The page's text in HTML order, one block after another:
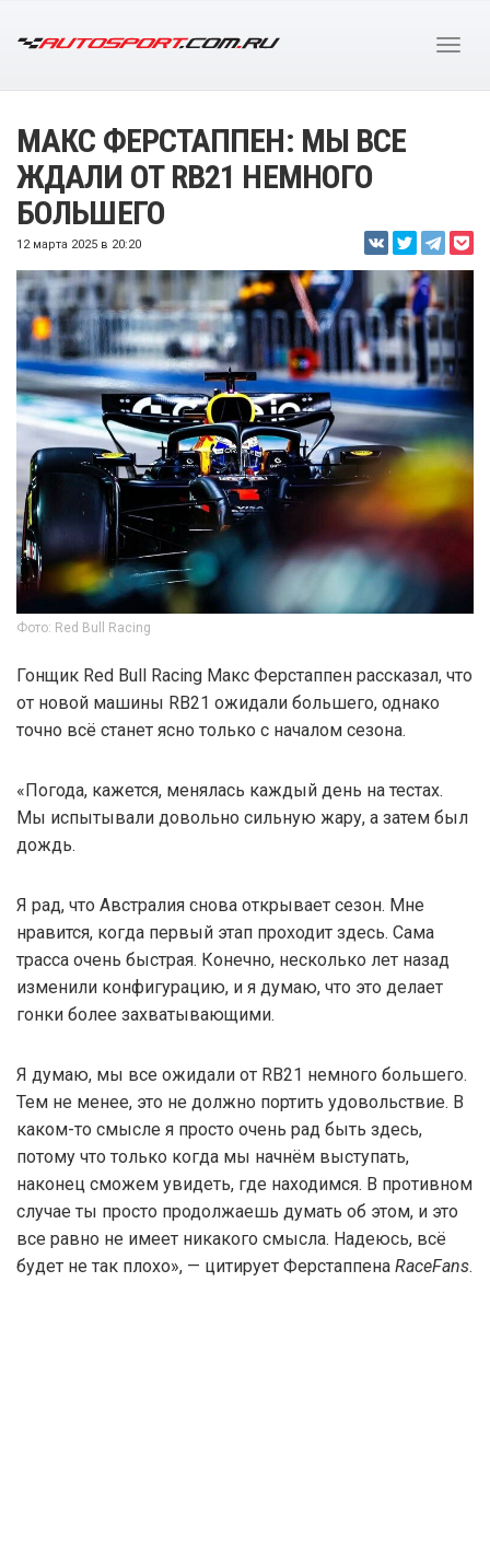
МАКС ФЕРСТАППЕН: МЫ ВСЕ
ЖДАЛИ ОТ RB21 НЕМНОГО
БОЛЬШЕГО
12 марта 2025 в 20:20
Фото: Red Bull Racing
Гонщик Red Bull Racing Макс Ферстаппен рассказал, что
от новой машины RB21 ожидали большего, однако
точно всё станет ясно только с началом сезона.
«Погода, кажется, менялась каждый день на тестах.
Мы испытывали довольно сильную жару, а затем был
дождь.
Я рад, что Австралия снова открывает сезон. Мне
нравится, когда первый этап проходит здесь. Сама
трасса очень быстрая. Конечно, несколько лет назад
изменили конфигурацию, и я думаю, что это делает
гонки более захватывающими.
Я думаю, мы все ожидали от RB21 немного большего.
Тем не менее, это не должно портить удовольствие. В
каком-то смысле я просто очень рад быть здесь,
потому что только когда мы начнём выступать,
наконец сможем увидеть, где находимся. В противном
случае ты просто продолжаешь думать об этом, и это
все равно не имеет никакого смысла. Надеюсь, всё
будет не так плохо», — цитирует Ферстаппена RaceFans.